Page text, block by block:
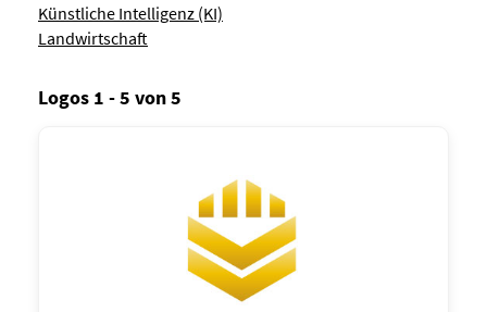
Künstliche Intelligenz (KI)
Landwirtschaft
Logos 1 - 5 von 5